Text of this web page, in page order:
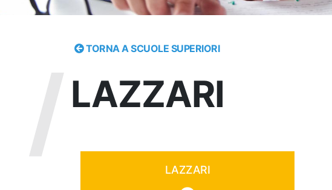
TORNA A SCUOLE SUPERIORI
LAZZARI
LAZZARI